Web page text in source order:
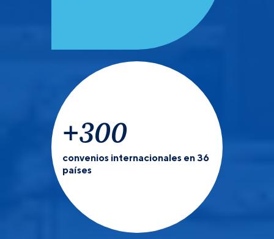
+300
convenios internacionales en 36
países